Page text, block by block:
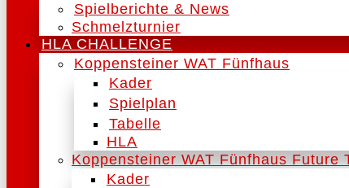
Spielberichte & News
Schmelzturnier
HLA CHALLENGE
Koppensteiner WAT Fünfhaus
Kader
Spielplan
Tabelle
HLA
Koppensteiner WAT Fünfhaus Future
Kader